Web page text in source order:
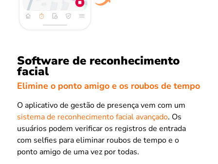
Software de reconhecimento
facial
Elimine o ponto amigo e os roubos de tempo
O aplicativo de gestão de presença vem com um
sistema de reconhecimento facial avançado. Os
usuários podem verificar os registros de entrada
com selfies para eliminar roubos de tempo e o
ponto amigo de uma vez por todas.